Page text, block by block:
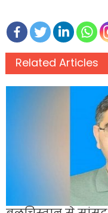
Related Articles